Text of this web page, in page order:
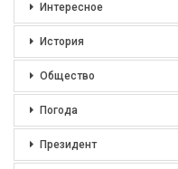
Интересное
История
Общество
Погода
Президент